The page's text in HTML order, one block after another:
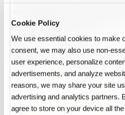
Cookie Policy
We use essential cookies to make
consent, we may also use
user experience, personalize
advertisements, and analyze
reasons, we may share your site
advertising and analytics partners.
agree to store on your device all
in our marketing campaigns or
site experience for you.
Name Provider